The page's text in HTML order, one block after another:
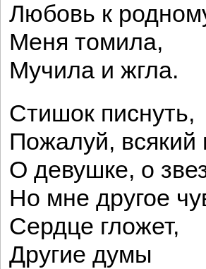
Любовь к
Меня томила,
Мучила и жгла.
Стишок писнуть,
Пожалуй, всякий
О девушке, о
Но мне другое
Сердце гложет,
Другие думы